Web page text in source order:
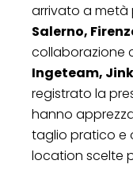
arrivato a metà
Salerno,
collaborazione
Ingeteam,
registrato la
hanno
taglio pratico e
location scelte
Da sinistra:
Luigi
Canzano e
Claudio Conti
Andrea
Barbieri di
di Ingeteam e